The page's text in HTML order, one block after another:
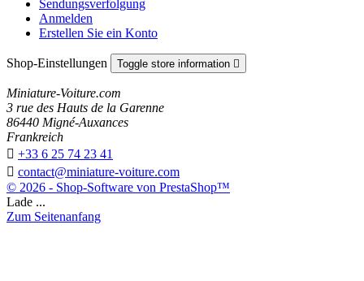
Sendungsverfolgung
Anmelden
Erstellen Sie ein Konto
Shop-Einstellungen Toggle store information 
Miniature-Voiture.com
3 rue des Hauts de la Garenne
86440 Migné-Auxances
Frankreich
 +33 6 25 74 23 41
 contact@miniature-voiture.com
© 2026 - Shop-Software von PrestaShop™
Lade ...
Zum Seitenanfang